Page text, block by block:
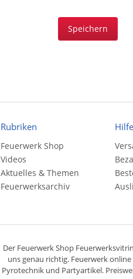
Speichern
Rubriken
Feuerwerk Shop
Videos
Aktuelles & Themen
Feuerwerksarchiv
Der Feuerwerk Shop
uns genau richtig. Feuerwerk
Pyrotechnikund Partyartikel.